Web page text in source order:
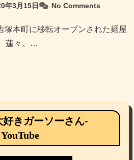
年3月15日 No Comments
蓮々。…
好きガーソーさん-
YouTube